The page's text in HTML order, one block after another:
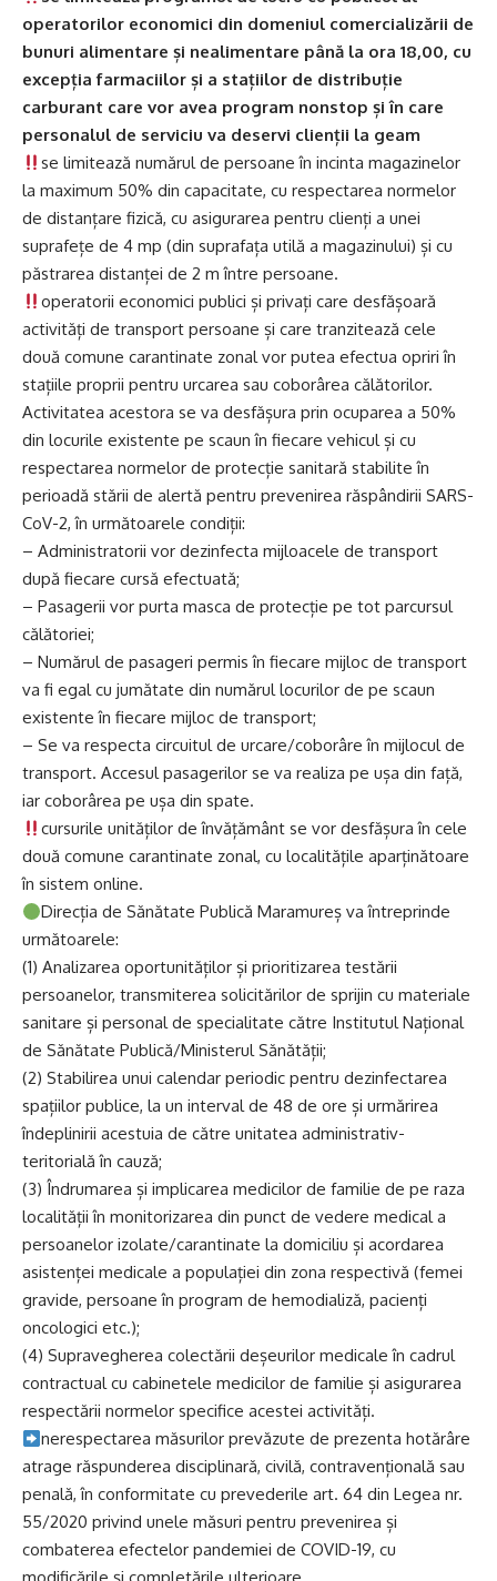
operatorilor economici din domeniul comercializării de
bunuri alimentare și nealimentare până la ora 18,00, cu
excepția farmaciilor și a stațiilor de distribuție
carburant care vor avea program nonstop și în care
personalul de serviciu va deservi clienții la geam
se limitează numărul de persoane în incinta magazinelor
la maximum 50% din capacitate, cu respectarea normelor
de distanțare fizică, cu asigurarea pentru clienți a unei
suprafețe de 4 mp (din suprafața utilă a magazinului) și cu
păstrarea distanței de 2 m între persoane.
operatorii economici publici și privați care desfășoară
activități de transport persoane și care tranzitează cele
două comune carantinate zonal vor putea efectua opriri în
stațiile proprii pentru urcarea sau coborârea călătorilor.
Activitatea acestora se va desfășura prin ocuparea a 50%
din locurile existente pe scaun în fiecare vehicul și cu
respectarea normelor de protecție sanitară stabilite în
perioadă stării de alertă pentru prevenirea răspândirii SARS-
CoV-2, în următoarele condiții:
– Administratorii vor dezinfecta mijloacele de transport
după fiecare cursă efectuată;
– Pasagerii vor purta masca de protecție pe tot parcursul
călătoriei;
– Numărul de pasageri permis în fiecare mijloc de transport
va fi egal cu jumătate din numărul locurilor de pe scaun
existente în fiecare mijloc de transport;
– Se va respecta circuitul de urcare/coborâre în mijlocul de
transport. Accesul pasagerilor se va realiza pe ușa din față,
iar coborârea pe ușa din spate.
cursurile unităților de învățământ se vor desfășura în cele
două comune carantinate zonal, cu localitățile aparținătoare
în sistem online.
Direcția de Sănătate Publică Maramureș va întreprinde
următoarele:
(1) Analizarea oportunităților și prioritizarea testării
persoanelor, transmiterea solicitărilor de sprijin cu materiale
sanitare și personal de specialitate către Institutul Național
de Sănătate Publică/Ministerul Sănătății;
(2) Stabilirea unui calendar periodic pentru dezinfectarea
spațiilor publice, la un interval de 48 de ore și urmărirea
îndeplinirii acestuia de către unitatea administrativ-
teritorială în cauză;
(3) Îndrumarea și implicarea medicilor de familie de pe raza
localității în monitorizarea din punct de vedere medical a
persoanelor izolate/carantinate la domiciliu și acordarea
asistenței medicale a populației din zona respectivă (femei
gravide, persoane în program de hemodializă, pacienți
oncologici etc.);
(4) Supravegherea colectării deșeurilor medicale în cadrul
contractual cu cabinetele medicilor de familie și asigurarea
respectării normelor specifice acestei activități.
nerespectarea măsurilor prevăzute de prezenta hotărâre
atrage răspunderea disciplinară, civilă, contravențională sau
penală, în conformitate cu prevederile art. 64 din Legea nr.
55/2020 privind unele măsuri pentru prevenirea și
combaterea efectelor pandemiei de COVID-19, cu